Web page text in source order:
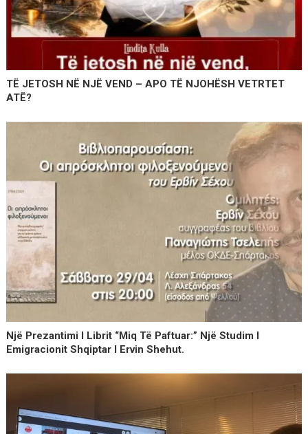
ΤË JETOSH NË NJË VEND – APO TË NJOHËSH VETRTET
ATË?
Një Prezantimi I Librit “Miq Të Paftuar:” Një Studim I
Emigracionit Shqiptar I Ervin Shehut.